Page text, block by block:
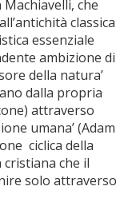
che
classica
essenziale
ambizione di
della natura’
dalla propria
attraverso
umana’ (Adam
ciclica della
cristiana che il
solo attraverso